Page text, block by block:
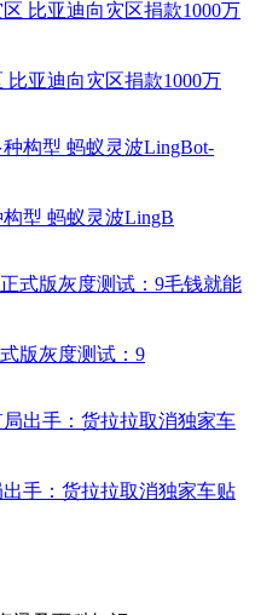
亚迪向灾区捐款1000万
型 蚂蚁灵波LingB
版灰度测试：9
手：货拉拉取消独家车贴